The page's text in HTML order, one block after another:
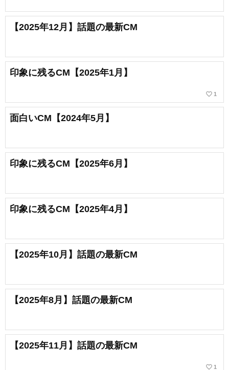
【2025年12月】話題の最新CM
印象に残るCM【2025年1月】
favorite_border 1
面白いCM【2024年5月】
印象に残るCM【2025年6月】
印象に残るCM【2025年4月】
【2025年10月】話題の最新CM
【2025年8月】話題の最新CM
【2025年11月】話題の最新CM
favorite_border 1